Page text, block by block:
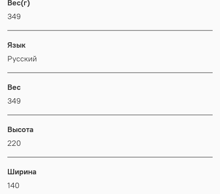
Вес(г)
349
Язык
Русский
Вес
349
Высота
220
Ширина
140